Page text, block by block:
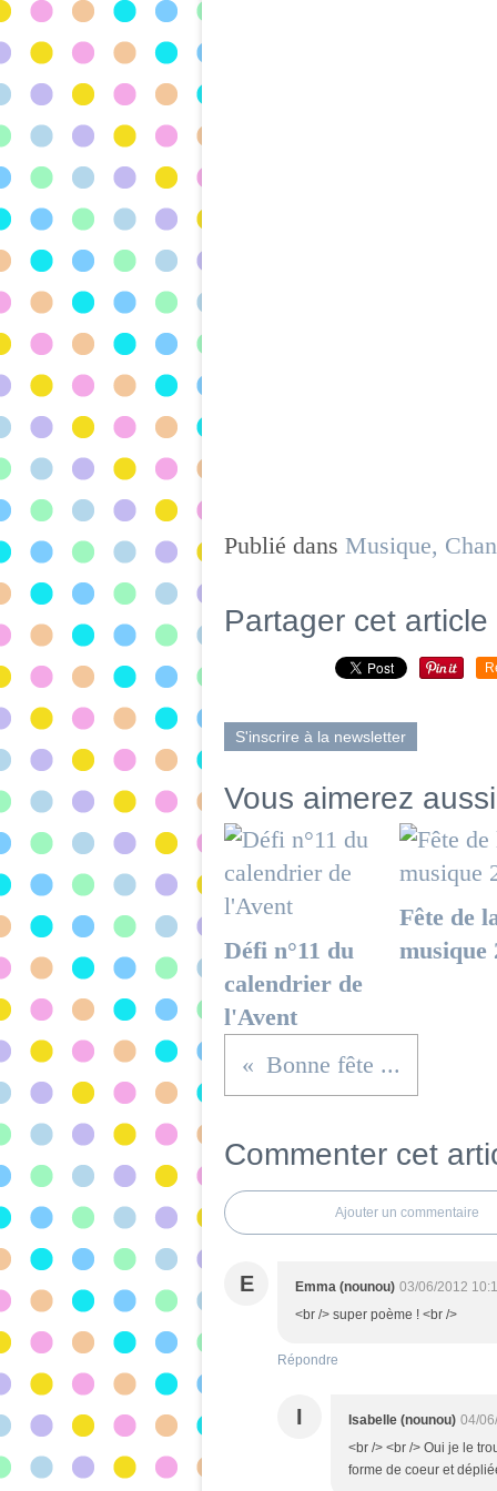
Publié dans Musique,
Partager cet article
S'inscrire à la newsletter
Vous aimerez
Défi n°11 du
calendrier de
l'Avent
Fête de
musique
Bonne fête ...
Commenter cet
Ajouter un commentaire
E Emma (nounou) 03/06/2012
<br /> super poème ! <br />
Répondre
I Isabelle (nounou) 04/
<br /> <br /> Oui je le
forme de coeur et